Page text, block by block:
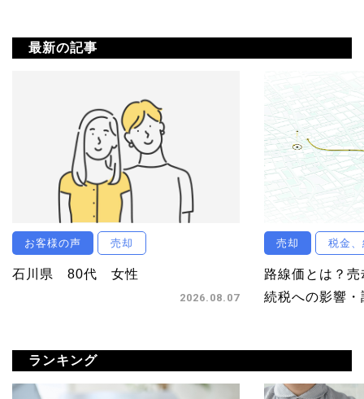
最新の記事
お客様の声 売却
石川県 80代 女性
2026.08.07
売却 税金
路線価とは？
続税への影響
ランキング